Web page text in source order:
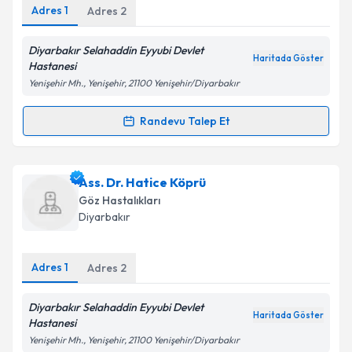
Kişisel verilerimin işlenmesine ilişkin
Aydınlatma
Metni'ni okudum ve kişisel verilerimin belirtilen
Adres 1 Adres 2
Diyarbakır Selahaddin Eyyubi Devlet
Hastanesi
Haritada Göster
Yenişehir Mh., Yenişehir, 21100 Yenişehir/Diyarbakır
Randevu Talep Et
Randevu Takvimi Talebi
Ass. Dr. Birgül Dursun için randevu takvimi talebi
oluşturun. Size bu uzmandan randevu almanız için bir
takvim hazırlandığında e-posta ile bilgilendireceğiz.
Kişisel verilerimin işlenmesine ilişkin
Aydınlatma
Metni'ni okudum ve kişisel verilerimin belirtilen
Ass. Dr. Hatice Köprü
Göz Hastalıkları
Diyarbakır
Adres 1 Adres 2
Diyarbakır Selahaddin Eyyubi Devlet
Hastanesi
Haritada Göster
Yenişehir Mh., Yenişehir, 21100 Yenişehir/Diyarbakır